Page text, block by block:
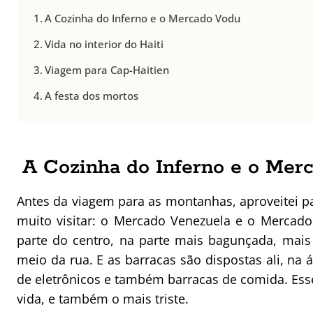
A Cozinha do Inferno e o Mercado Vodu
Vida no interior do Haiti
Viagem para Cap-Haitien
A festa dos mortos
A Cozinha do Inferno e o
Antes da viagem para as montanhas, aproveitei
muito visitar: o Mercado Venezuela e o
parte do centro, na parte mais bagunçada,
meio da rua. E as barracas são dispostas ali, na
de eletrônicos e também barracas de comida.
vida, e também o mais triste.